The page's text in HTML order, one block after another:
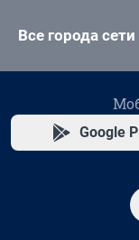
Все города сети
Google